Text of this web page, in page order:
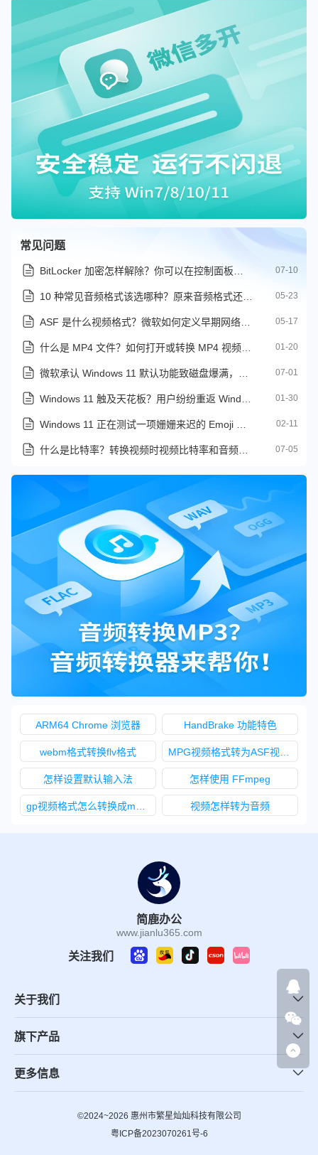
常见问题
07-10
05-23
05-17
01-20
07-01
01-30
02-11
07-05
ARM64 Chrome 浏览器 HandBrake 功能特色
webm格式转换flv格式
怎样设置默认输入法 怎样使用 FFmpeg
视频怎样转为音频
简鹿办公
www.jianlu365.com
关注我们
关于我们
旗下产品
更多信息
©2024~2026 惠州市繁星灿灿科技有限公司
粤ICP备2023070261号-6